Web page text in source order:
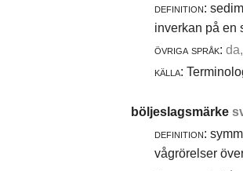
definition:
inverkan på en
övriga språk:
källa:
böljeslagsmärke
definition:
vågrörelser